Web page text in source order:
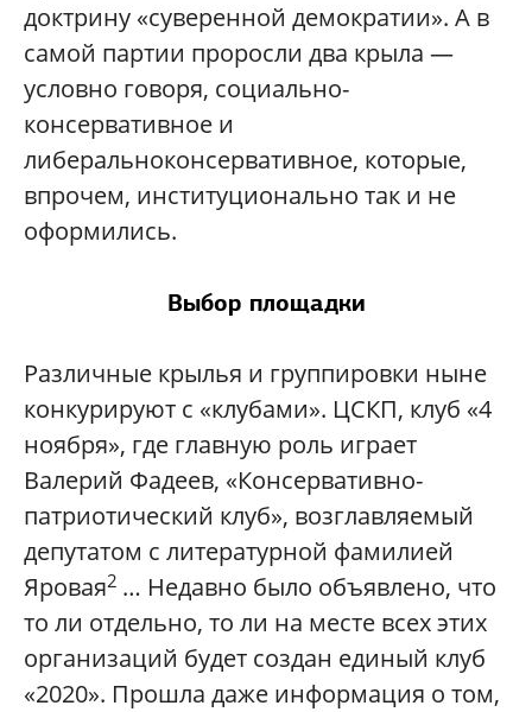
доктрину «суверенной демократии». А в
самой партии проросли два крыла —
условно говоря, социально-
консервативное и
либеральноконсервативное, которые,
впрочем, институционально так и не
оформились.
Выбор площадки
Различные крылья и группировки ныне
конкурируют с «клубами». ЦСКП, клуб «4
ноября», где главную роль играет
Валерий Фадеев, «Консервативно-
патриотический клуб», возглавляемый
депутатом с литературной фамилией
Яровая2 … Недавно было объявлено, что
то ли отдельно, то ли на месте всех этих
организаций будет создан единый клуб
«2020». Прошла даже информация о том,